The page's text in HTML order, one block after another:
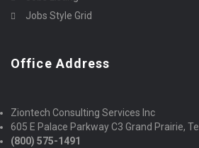
Jobs Style Grid
Office Address
Ziontech Consulting Services Inc
605 E Palace Parkway C3 Grand Prairie,
(800) 575-1491